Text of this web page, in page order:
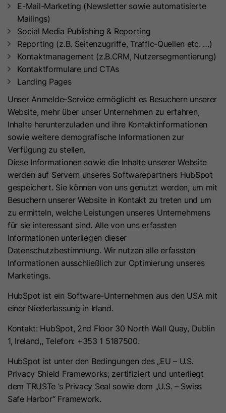
E-Mail-Marketing (Newsletter sowie automatisierte
Mailings)
Social Media Publishing & Reporting
Reporting (z.B. Seitenzugriffe, Traffic-Quellen etc. …)
Kontaktmanagement (z.B.CRM, Nutzersegmentierung)
Kontaktformulare und CTAs
Landing Pages
Unser Anmelde-Service ermöglicht es Besuchern unserer
Website, mehr über unser Unternehmen zu erfahren,
Inhalte herunterzuladen und ihre Kontaktinformationen
sowie weitere demografische Informationen zur
Verfügung zu stellen.
Diese Informationen sowie die Inhalte unserer Website
werden auf Servern unseres Softwarepartners HubSpot
gespeichert. Sie können von uns genutzt werden, um mit
Besuchern unserer Website in Kontakt zu treten und um
zu ermitteln, welche Leistungen unseres Unternehmens
für sie interessant sind. Alle von uns erfassten
Informationen unterliegen dieser
Datenschutzbestimmung. Wir nutzen alle erfassten
Informationen ausschließlich zur Optimierung unseres
Marketings.
HubSpot ist ein Software-Unternehmen aus den USA mit
einer Niederlassung in Irland.
Kontakt: HubSpot, 2nd Floor 30 North Wall Quay, Dublin
1, Ireland,, Telefon: +353 1 5187500.
HubSpot ist unter den Bedingungen des „EU – U.S.
Privacy Shield Frameworks; zertifiziert und unterliegt
dem TRUSTe ’s Privacy Seal sowie dem „U.S. – Swiss
Safe Harbor“ Framework.
Name lms_ads
Anbieter LinkedIn
Laufzeit 30 Tage
Zweck
Mit diesem Cookie werden
abgemeldete LinkedIn Mitglieder für
LinkedIn Werbungen identifiziert.
Name lms_analytics
Anbieter LinkedIn
Laufzeit 30 Tage
Zweck
Mit diesem Cookie werden
abgemeldete LinkedIn Mitglieder für
analytische Zwecke identifiziert.
Name
Anbieter LinkedIn
30 Tage
Zweck
Bei diesem Cookie handelt es sich um
für Conversion Tracking, Retargeting
und Analysen verwendet wird.
Laufzeit
Zweck
Immer dann, wenn die HubSpot-
Software das Sitzungscookie
ändert, wird auch dieses Cookie
gesetzt. Damit wird bestimmt, ob
der Besucher den Browser erneut
gestartet hat. Wenn dieses Cookie
nicht vorhanden ist, wenn HubSpot
Cookies verwaltet, wird es als neue
Sitzung betrachtet. Es enthält den
Wert „1“, wenn vorhanden.
Name _gcl_au
Anbieter Google Ireland Limited (Google Ads)
Laufzeit 90 Tage
Dieses Cookie wird verwendet, um
Anzeige zuzuordnen, sofern
Conversion-Tracking aktiviert ist.
Name gac*
Anbieter
Google Ireland Limited (Google Ads
/ Google Analytics)
Laufzeit 90 Tage